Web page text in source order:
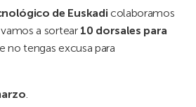
de Euskadi colaboramos
a sortear 10 dorsales para
no tengas excusa para